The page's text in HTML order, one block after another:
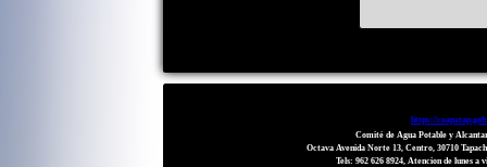
https://
Comité de Agua Potable y
Octava Avenida Norte 13, Centro, 30710
Tels: 962 626 8924, Atencion de lunes a